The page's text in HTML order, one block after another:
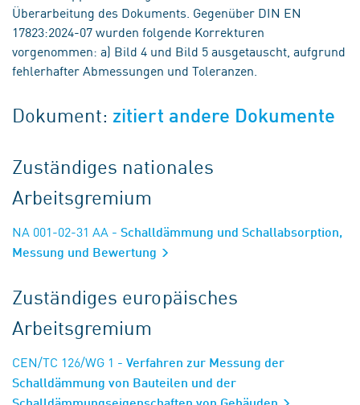
Überarbeitung des Dokuments. Gegenüber DIN EN
17823:2024-07 wurden folgende Korrekturen
vorgenommen: a) Bild 4 und Bild 5 ausgetauscht, aufgrund
fehlerhafter Abmessungen und Toleranzen.
Dokument: zitiert andere Dokumente
Zuständiges nationales
Arbeitsgremium
NA 001-02-31 AA - Schalldämmung und Schallabsorption,
Messung und Bewertung
Zuständiges europäisches
Arbeitsgremium
CEN/TC 126/WG 1 - Verfahren zur Messung der
Schalldämmung von Bauteilen und der